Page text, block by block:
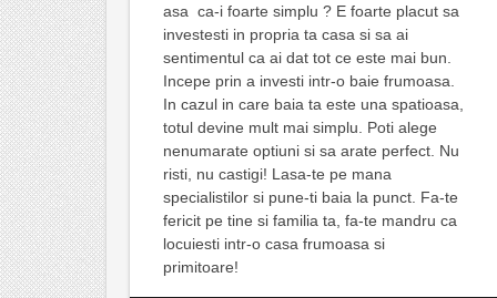
asa ca-i foarte simplu ? E foarte placut sa
investesti in propria ta casa si sa ai
sentimentul ca ai dat tot ce este mai bun.
Incepe prin a investi intr-o baie frumoasa.
In cazul in care baia ta este una spatioasa,
totul devine mult mai simplu. Poti alege
nenumarate optiuni si sa arate perfect. Nu
risti, nu castigi! Lasa-te pe mana
specialistilor si pune-ti baia la punct. Fa-te
fericit pe tine si familia ta, fa-te mandru ca
locuiesti intr-o casa frumoasa si
primitoare!